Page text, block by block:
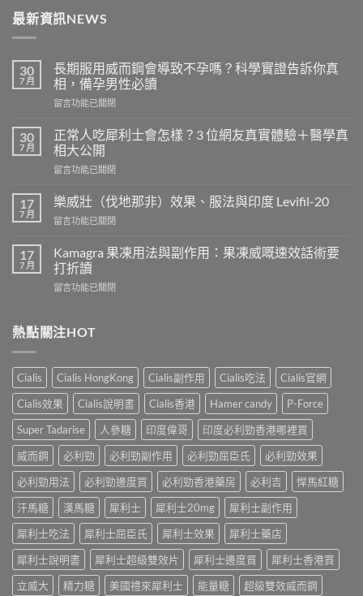
最新資訊NEWS
30
7 月
長期服用威而鋼會導致不孕嗎？科學實證告訴你真
相，備孕男性必讀
在
期
服
用
威
鋼
導
不
孕
嗎？
實
證
你
真
相，
備
孕
男
必
讀〉
留言功能已關閉
30
7 月
正常人吃犀利士會怎樣？3 位網友真實體驗＋醫學真
相大公開
在
常
人
吃
利
士
怎
位
真
實
體
驗
＋
醫
真
相
大
開〉
中
留言功能已關閉
17
7 月
樂威壯（伐地那非）效果、服法與印度 Levifil-20
在
威
壯
（伐
地
效
法
與
印
度
Levifil-
20〉
留言功能已關閉
17
7 月
Kamagra 果凍用法與副作用：果凍威嘅速效話術要
打折讀
在
凍
用
與
副
作
用：
果
凍
嘅
速
效
術
要
打
折
讀〉
留言功能已關閉
熱點關注HOT
Cialis Cialis HongKong Cialis副作用 Cialis吃法
Cialis官網
Cialis效果
Cialis說明書 Cialis香港 Hamer candy
P-Force
Super Tadarise
人參糖 印度偉哥
印度必利勁香港哪裡買
威而鋼
必利勁 必利勁副作用 必利勁屈臣氏
必利勁效果
必利勁用法
必利勁邊度買 必利勁香港藥房 必利吉
悍馬紅糖
汗馬糖
漢馬糖 犀利士 犀利士20mg
犀利士副作用
犀利士吃法
犀利士屈臣氏 犀利士效果
犀利士藥店
犀利士說明書
犀利士超級雙效片 犀利士邊度買
犀利士香港買
立威大
精力糖 美國禮來犀利士 能量糖 超級雙效威而鋼